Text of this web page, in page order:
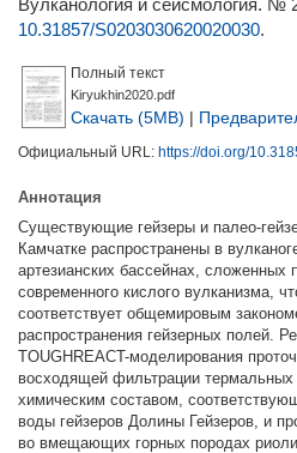
Вулканология и сейсмология. №
10.31857/S0203030620020030.
Полный текст
Kiryukhin2020.pdf
Скачать (5MB) |
Официальный URL: https://doi.org/
Аннотация
Существующие гейзеры и палео-
Камчатке распространены в
артезианских бассейнах, сложенных
современного кислого вулканизма,
соответствует общемировым
распространения гейзерных полей.
TOUGHREACT-моделирования
восходящей фильтрации термальных
химическим составом,
воды гейзеров Долины Гейзеров, и
во вмещающих горных породах